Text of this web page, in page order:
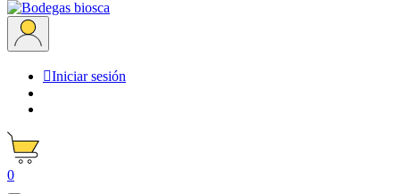
Iniciar sesión
0